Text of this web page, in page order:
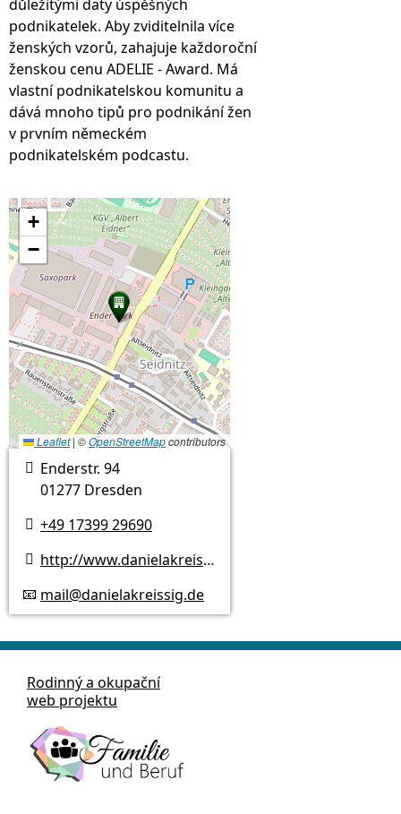
důležitými daty úspěšných
podnikatelek. Aby zviditelnila více
ženských vzorů, zahajuje každoroční
ženskou cenu ADELIE - Award. Má
vlastní podnikatelskou komunitu a
dává mnoho tipů pro podnikání žen
v prvním německém
podnikatelském podcastu.
+
−
Leaflet| ©OpenStreetMapcontributors
 Enderstr. 94
01277 Dresden
 +49 17399 29690
 http://www.danielakreissig.de
📧 mail@danielakreissig.de
Rodinný a okupační
web projektu